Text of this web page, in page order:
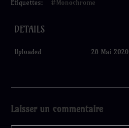
Étiquettes:
#Monochrome
DETAILS
Uploaded 28 Mai 2020
Laisser un commentaire